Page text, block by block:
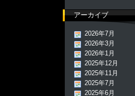
アーカイブ
2026年7月
2026年3月
2026年1月
2025年12月
2025年11月
2025年7月
2025年6月